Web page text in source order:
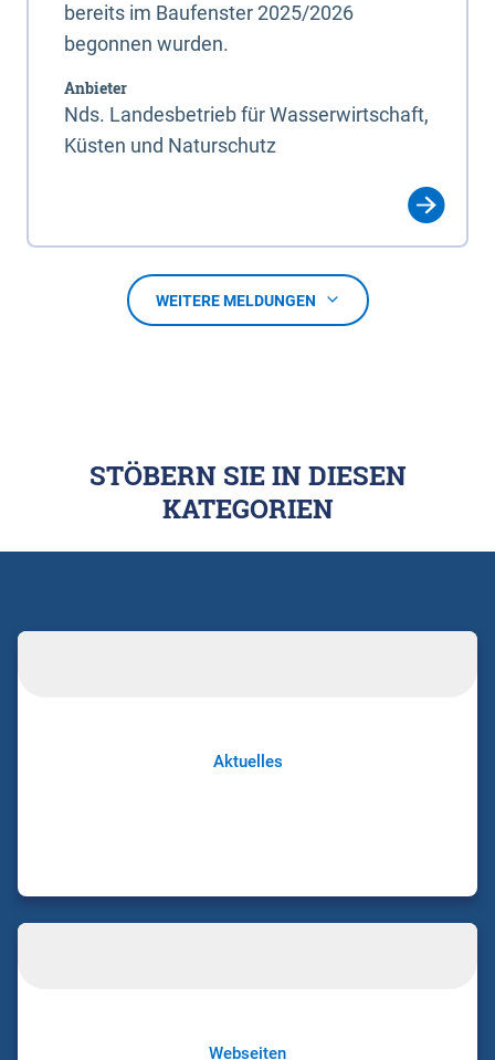
bereits im Baufenster 2025/2026
begonnen wurden.
Anbieter
Nds. Landesbetrieb für Wasserwirtschaft,
Küsten und Naturschutz
WEITERE MELDUNGEN
STÖBERN SIE IN DIESEN
KATEGORIEN
Aktuelles
Webseiten